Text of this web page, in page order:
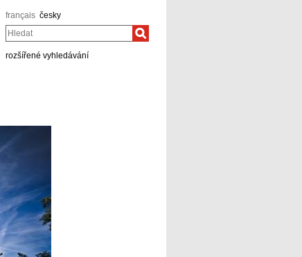
français česky
Hledat
rozšířené vyhledávání